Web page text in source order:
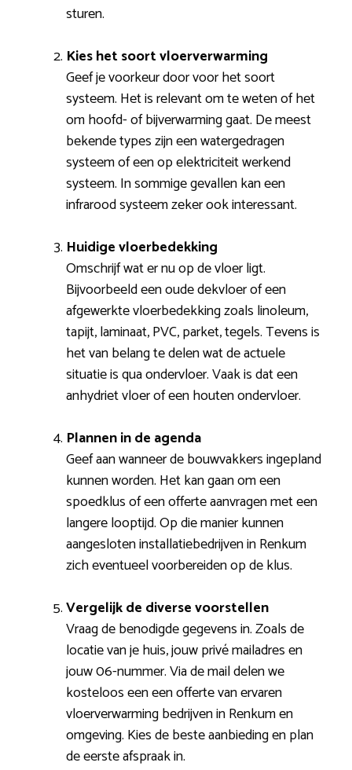
sturen.
Kies het soort vloerverwarming
Geef je voorkeur door voor het soort
systeem. Het is relevant om te weten of het
om hoofd- of bijverwarming gaat. De meest
bekende types zijn een watergedragen
systeem of een op elektriciteit werkend
systeem. In sommige gevallen kan een
infrarood systeem zeker ook interessant.
Huidige vloerbedekking
Omschrijf wat er nu op de vloer ligt.
Bijvoorbeeld een oude dekvloer of een
afgewerkte vloerbedekking zoals linoleum,
tapijt, laminaat, PVC, parket, tegels. Tevens is
het van belang te delen wat de actuele
situatie is qua ondervloer. Vaak is dat een
anhydriet vloer of een houten ondervloer.
Plannen in de agenda
Geef aan wanneer de bouwvakkers ingepland
kunnen worden. Het kan gaan om een
spoedklus of een offerte aanvragen met een
langere looptijd. Op die manier kunnen
aangesloten installatiebedrijven in Renkum
zich eventueel voorbereiden op de klus.
Vergelijk de diverse voorstellen
Vraag de benodigde gegevens in. Zoals de
locatie van je huis, jouw privé mailadres en
jouw 06-nummer. Via de mail delen we
kosteloos een een offerte van ervaren
vloerverwarming bedrijven in Renkum en
omgeving. Kies de beste aanbieding en plan
de eerste afspraak in.